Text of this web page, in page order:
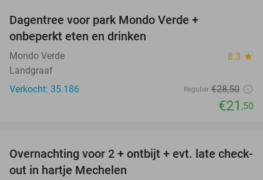
Dagentree voor park Mondo Verde +
onbeperkt eten en drinken
Mondo Verde 8.3 star
Landgraaf
Verkocht: 35.186
Regulier €28,50
€21 ,50
33%
Overnachting voor 2 + ontbijt + evt. late check-
out in hartje Mechelen